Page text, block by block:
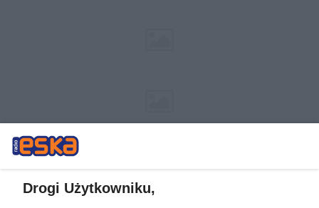
Drogi Użytkowniku,